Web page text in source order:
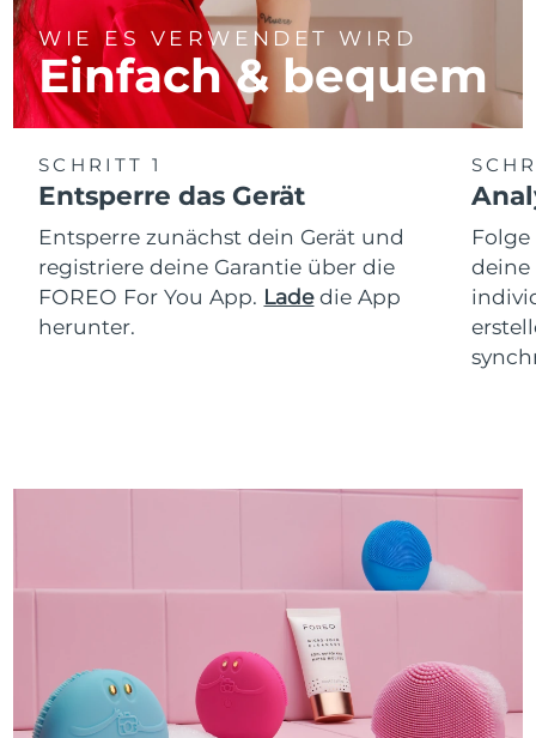
WIE ES VERWENDET WIRD
Einfach & bequem
SCHRITT 1
Entsperre das Gerät
Entsperre zunächst dein Gerät und
registriere deine Garantie über die
FOREO For You App. Ladedie App
herunter.
deine